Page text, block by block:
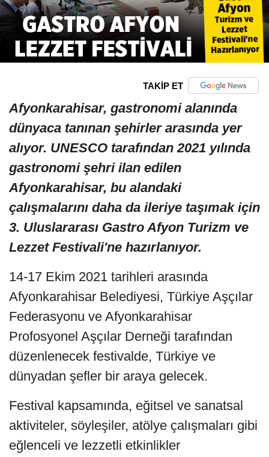
TAKİP ET
Afyonkarahisar, gastronomi alanında
dünyaca tanınan şehirler arasında yer
alıyor. UNESCO tarafından 2021 yılında
gastronomi şehri ilan edilen
Afyonkarahisar, bu alandaki
çalışmalarını daha da ileriye taşımak için
3. Uluslararası Gastro Afyon Turizm ve
Lezzet Festivali'ne hazırlanıyor.
14-17 Ekim 2021 tarihleri arasında
Afyonkarahisar Belediyesi, Türkiye Aşçılar
Federasyonu ve Afyonkarahisar
Profosyonel Aşçılar Derneği tarafından
düzenlenecek festivalde, Türkiye ve
dünyadan şefler bir araya gelecek.
Festival kapsamında, eğitsel ve sanatsal
aktiviteler, söyleşiler, atölye çalışmaları gibi
eğlenceli ve lezzetli etkinlikler